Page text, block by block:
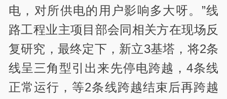
电，对所供电的用户影响多大呀。”线
路工程业主项目部会同相关方在现场反
复研究，最终定下，新立3基塔，将2条
线呈三角型引出来先停电跨越，4条线
正常运行，等2条线跨越结束后再跨越